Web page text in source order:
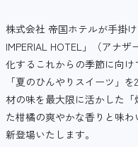
株式会社 帝国ホテルが手掛
IMPERIAL HOTEL」（アナ
化するこれからの季節に向
「夏のひんやりスイーツ」
材の味を最大限に活かした
た柑橘の爽やかな香りと味
新登場いたします。